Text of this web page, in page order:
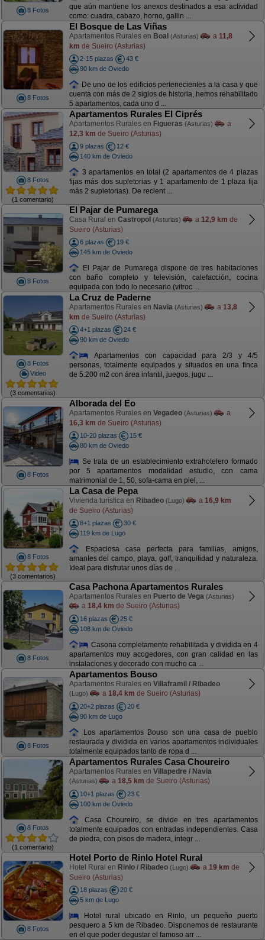
8 Fotos
que aún mantiene los anexos destinados a esa actividad
como: cuadra, cabazo, horno, gallin ...
8 Fotos
El Bosque de Las Viñas
Apartamentos Rurales en Boal (Asturias) a 11,8
km de Sueiro (Asturias)
2-15 plazas
43 €
90 km de Oviedo
De uno de los edificios pertenecientes a la casa y que
cuenta con más de 2 siglos de historia, hemos rehabilitado
5 apartamentos, cada uno d ...
8 Fotos
(1 comentario)
Apartamentos Rurales El Ciprés
Apartamentos Rurales en Figueras (Asturias)
a
12,3 km de Sueiro (Asturias)
9 plazas
12 €
140 km de Oviedo
3 apartamentos en total (2 apartamentos de 4 plazas
fijas más dos supletorias y 1 apartamento de 1 plaza fija
más 2 supletorias). De recient ...
8 Fotos
El Pajar de Pumarega
Casa Rural en Castropol (Asturias) a 12,9 km de
Sueiro (Asturias)
6 plazas
19 €
145 km de Oviedo
El Pajar de Pumarega dispone de tres habitaciones
con baño completo y televisión, calefacción, cocina
equipada con todo lo necesario (vitroc ...
8 Fotos
Video
(3 comentarios)
La Cruz de Paderne
Apartamentos Rurales en Navia (Asturias) a 13,8
km de Sueiro (Asturias)
4+1 plazas
24 €
90 km de Oviedo
Apartamentos con capacidad para 2/3 y 4/5
personas, totalmente equipados y situados en una finca
de 5.200 m2 con área infantil, juegos, jugu ...
8 Fotos
Alborada del Eo
Apartamentos Rurales en Vegadeo (Asturias)
a
16,3 km de Sueiro (Asturias)
10-20 plazas
15 €
80 km de Oviedo
Se trata de un establecimiento extrahotelero formado
por 5 apartamentos modalidad estudio, con cama
matrimonial de 1, 50, sofa-cama en piel, ...
8 Fotos
(3 comentarios)
La Casa de Pepa
Vivienda turística en Ribadeo (Lugo) a 16,9 km
de Sueiro (Asturias)
8+1 plazas
30 €
119 km de Lugo
Espaciosa casa perfecta para familias, amigos,
amantes del campo, playa, golf, tranquilidad y naturaleza.
Ideal para disfrutar unos días de ...
8 Fotos
Casa Pachona Apartamentos Rurales
Apartamentos Rurales en Puerto de Vega (Asturias)
a 18,4 km de Sueiro (Asturias)
16 plazas
25 €
108 km de Oviedo
Casona completamente rehabilitada y dividida en 4
apartamentos muy acogedores, con gran calidad en las
instalaciones y decorado con mucho ca ...
8 Fotos
Apartamentos Bouso
Apartamentos Rurales en Villaframil / Ribadeo
(Lugo) a 18,4 km de Sueiro (Asturias)
20+2 plazas
20 €
90 km de Lugo
Los apartamentos Bouso son una casa de pueblo
restaurada y dividida en varios apartamentos individuales
totalmente equipados tanto de ropa d ...
8 Fotos
(1 comentario)
Apartamentos Rurales Casa Choureiro
Apartamentos Rurales en Villapedre / Navia
(Asturias) a 18,5 km de Sueiro (Asturias)
10+1 plazas
23 €
100 km de Oviedo
Casa Choureiro, se divide en tres apartamentos
totalmente equipados con entradas independientes. Casa
de piedra, con pisos de madera, integr ...
8 Fotos
Hotel Porto de Rinlo Hotel Rural
Hotel Rural en Rinlo / Ribadeo (Lugo) a 19 km de
Sueiro (Asturias)
18 plazas
20 €
5 km de Lugo
Hotel rural ubicado en Rinlo, un pequeño puerto
pesquero a 5 km de Ribadeo. Disponemos de restaurante
en el que poder degustar el famoso arr ...